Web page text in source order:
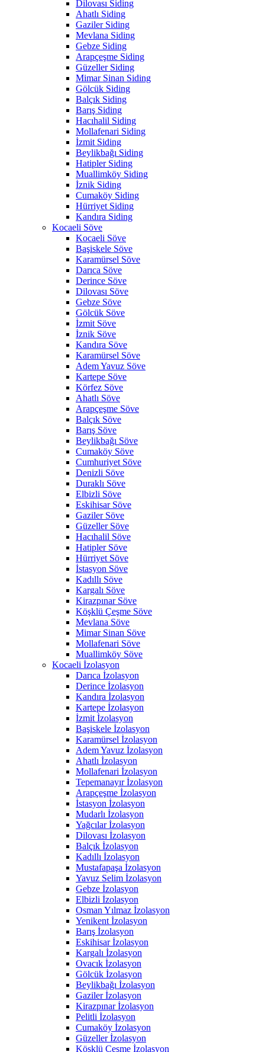
Dilovası Siding
Ahatlı Siding
Gaziler Siding
Mevlana Siding
Gebze Siding
Arapçeşme Siding
Güzeller Siding
Mimar Sinan Siding
Gölcük Siding
Balçık Siding
Barış Siding
Hacıhalil Siding
Mollafenari Siding
İzmit Siding
Beylikbağı Siding
Hatipler Siding
Muallimköy Siding
İznik Siding
Cumaköy Siding
Hürriyet Siding
Kandıra Siding
Kocaeli Söve
Kocaeli Söve
Başiskele Söve
Karamürsel Söve
Darıca Söve
Derince Söve
Dilovası Söve
Gebze Söve
Gölcük Söve
İzmit Söve
İznik Söve
Kandıra Söve
Karamürsel Söve
Adem Yavuz Söve
Kartepe Söve
Körfez Söve
Ahatlı Söve
Arapçeşme Söve
Balçık Söve
Barış Söve
Beylikbağı Söve
Cumaköy Söve
Cumhuriyet Söve
Denizli Söve
Duraklı Söve
Elbizli Söve
Eskihisar Söve
Gaziler Söve
Güzeller Söve
Hacıhalil Söve
Hatipler Söve
Hürriyet Söve
İstasyon Söve
Kadıllı Söve
Kargalı Söve
Kirazpınar Söve
Köşklü Çeşme Söve
Mevlana Söve
Mimar Sinan Söve
Mollafenari Söve
Muallimköy Söve
Kocaeli İzolasyon
Darıca İzolasyon
Derince İzolasyon
Kandıra İzolasyon
Kartepe İzolasyon
İzmit İzolasyon
Başiskele İzolasyon
Karamürsel İzolasyon
Adem Yavuz İzolasyon
Ahatlı İzolasyon
Mollafenari İzolasyon
Tepemanayır İzolasyon
Arapçeşme İzolasyon
İstasyon İzolasyon
Mudarlı İzolasyon
Yağcılar İzolasyon
Dilovası İzolasyon
Balçık İzolasyon
Kadıllı İzolasyon
Mustafapaşa İzolasyon
Yavuz Selim İzolasyon
Gebze İzolasyon
Elbizli İzolasyon
Osman Yılmaz İzolasyon
Yenikent İzolasyon
Barış İzolasyon
Eskihisar İzolasyon
Kargalı İzolasyon
Ovacık İzolasyon
Gölcük İzolasyon
Beylikbağı İzolasyon
Gaziler İzolasyon
Kirazpınar İzolasyon
Pelitli İzolasyon
Cumaköy İzolasyon
Güzeller İzolasyon
Köşklü Çeşme İzolasyon